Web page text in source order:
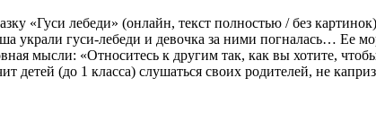
«Гуси лебеди» (онлайн, текст полностью / без
украли гуси-лебеди и девочка за ними погналась… Ее
мысли: «Относитесь к другим так, как вы хотите,
детей (до 1 класса) слушаться своих родителей, не